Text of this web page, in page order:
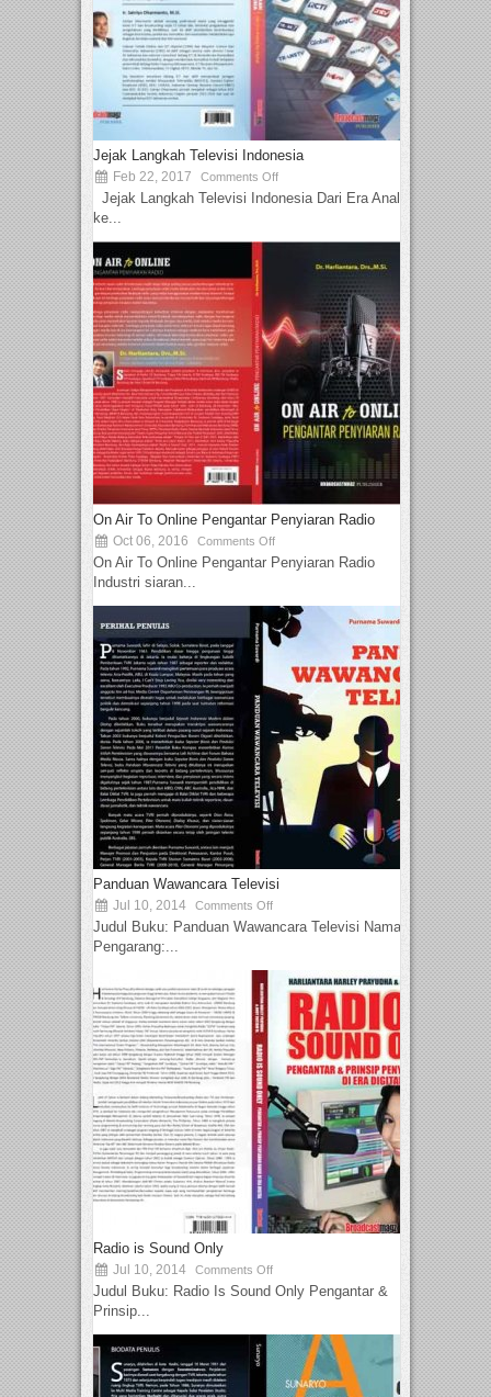
Jejak Langkah Televisi Indonesia
Feb 22, 2017 Comments Off
Jejak Langkah Televisi Indonesia Dari Era Analog
ke...
On Air To Online Pengantar Penyiaran Radio
Oct 06, 2016 Comments Off
On Air To Online Pengantar Penyiaran Radio
Industri siaran...
Panduan Wawancara Televisi
Jul 10, 2014 Comments Off
Judul Buku: Panduan Wawancara Televisi Nama
Pengarang:...
Radio is Sound Only
Jul 10, 2014 Comments Off
Judul Buku: Radio Is Sound Only Pengantar &
Prinsip...